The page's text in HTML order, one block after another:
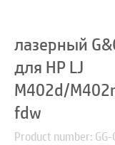
лазерный
для HP LJ
M402d/
fdw
Product number: GG-